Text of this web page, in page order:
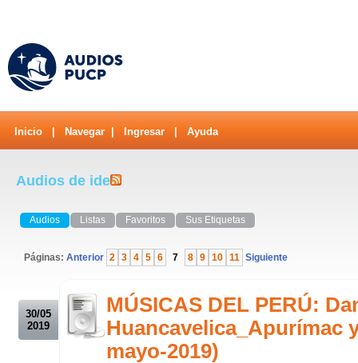
Inicio Navegar Ingresar Ayuda
Audios de ide
Audios Listas Favoritos Sus Etiquetas
Páginas: Anterior 2 3 4 5 6 7 8 9 10 11 Siguiente
30/05
2019
MÚSICAS DEL PERÚ:
Huancavelica_Apurímac
mayo-2019)